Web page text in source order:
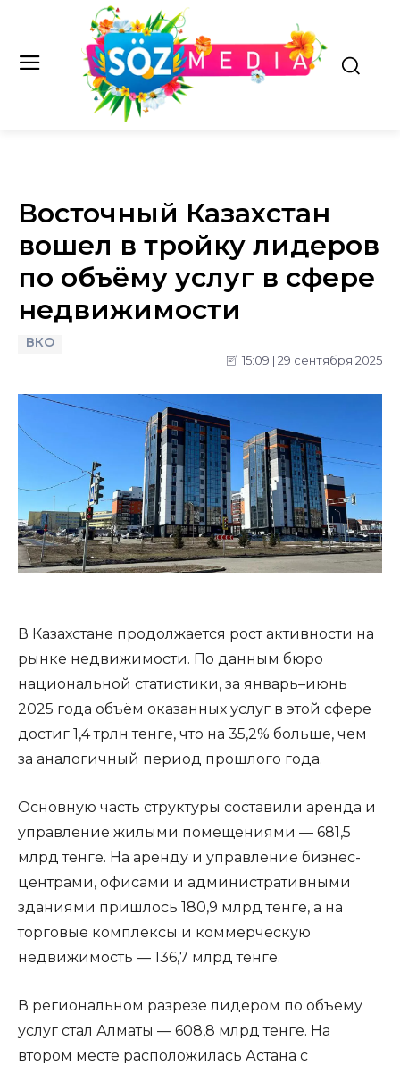
Восточный Казахстан
вошел в тройку лидеров
по объёму услуг в сфере
недвижимости
ВКО
15:09 | 29 сентября 2025
В Казахстане продолжается рост активности на
рынке недвижимости. По данным бюро
национальной статистики, за январь–июнь
2025 года объём оказанных услуг в этой сфере
достиг 1,4 трлн тенге, что на 35,2% больше, чем
за аналогичный период прошлого года.
Основную часть структуры составили аренда и
управление жилыми помещениями — 681,5
млрд тенге. На аренду и управление бизнес-
центрами, офисами и административными
зданиями пришлось 180,9 млрд тенге, а на
торговые комплексы и коммерческую
недвижимость — 136,7 млрд тенге.
В региональном разрезе лидером по объему
услуг стал Алматы — 608,8 млрд тенге. На
втором месте расположилась Астана с